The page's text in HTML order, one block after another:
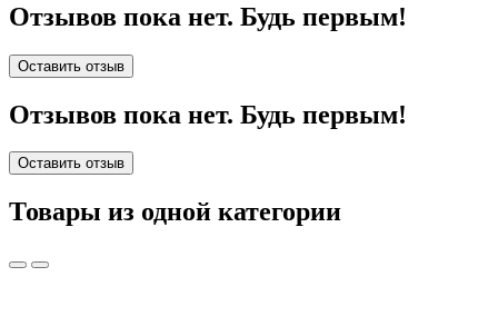
Отзывов пока нет. Будь первым!
Оставить отзыв
Отзывов пока нет. Будь первым!
Оставить отзыв
Товары из одной категории